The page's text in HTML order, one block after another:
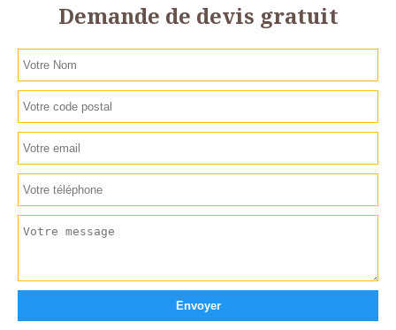
Demande de devis gratuit